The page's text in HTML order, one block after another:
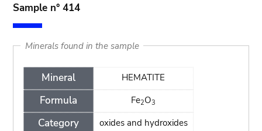
Sample n° 414
Minerals found in the sample
Mineral
Formula
Category
HEMATITE
Fe2O3
oxides and hydroxides